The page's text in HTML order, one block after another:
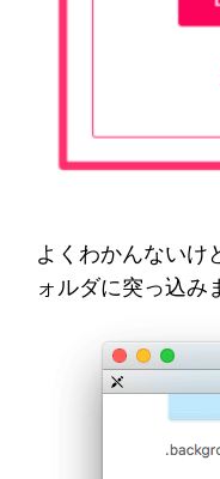
よくわかんないけ
ォルダに突っ込み